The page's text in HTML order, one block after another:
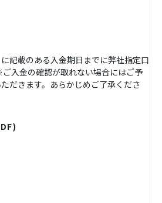
に記載のある入金期日までに弊社指定口
入金の確認が取れない場合にはご予
だきます。あらかじめご了承くださ